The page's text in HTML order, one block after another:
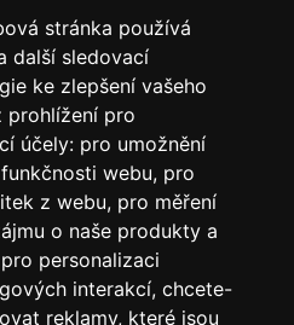
stránka používá
další sledovací
ke zlepšení vašeho
prohlížení pro
účely: pro umožnění
webu, pro
z webu, pro měření
o naše produkty a
personalizaci
interakcí, chcete-
reklamy, které jsou
údajů
rady max. 1x za týden
Odebírat
s našimi podmínkami o